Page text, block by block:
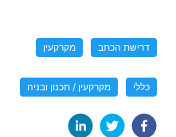
דרישת הכתב מקרקעין
כללי מקרקעין / תכנון ובניה